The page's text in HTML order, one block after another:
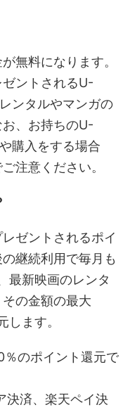
無料になります。
ントされるU-
ンタルやマンガの
、お持ちのU-
購入をする場合
注意ください。
ゼントされるポイ
継続利用で毎月も
最新映画のレンタ
の金額の最大
ます。
のポイント還元で
決済、楽天ペイ決